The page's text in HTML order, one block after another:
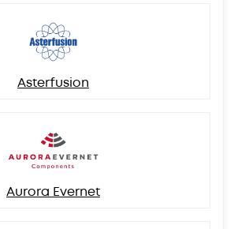
Asterfusion
Aurora Evernet